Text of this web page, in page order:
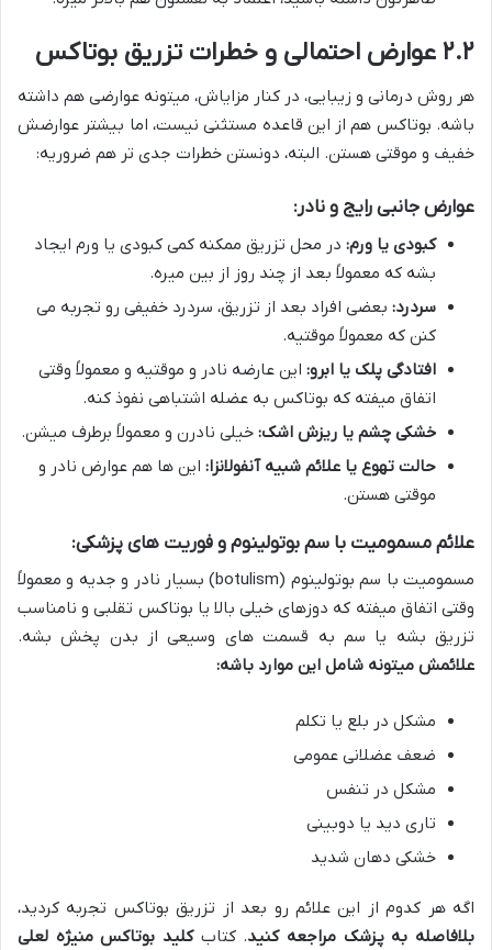
۲.۲ عوارض احتمالی و خطرات تزریق بوتاکس
هر روش درمانی و زیبایی، در کنار مزایاش، میتونه عوارضی هم داشته
باشه. بوتاکس هم از این قاعده مستثنی نیست، اما بیشتر عوارضش
خفیف و موقتی هستن. البته، دونستن خطرات جدی تر هم ضروریه:
عوارض جانبی رایج و نادر:
کبودی یا ورم: در محل تزریق ممکنه کمی کبودی یا ورم ایجاد
بشه که معمولاً بعد از چند روز از بین میره.
سردرد: بعضی افراد بعد از تزریق، سردرد خفیفی رو تجربه می
کنن که معمولاً موقتیه.
افتادگی پلک یا ابرو: این عارضه نادر و موقتیه و معمولاً وقتی
اتفاق میفته که بوتاکس به عضله اشتباهی نفوذ کنه.
خشکی چشم یا ریزش اشک: خیلی نادرن و معمولاً برطرف میشن.
حالت تهوع یا علائم شبیه آنفولانزا: این ها هم عوارض نادر و
موقتی هستن.
علائم مسمومیت با سم بوتولینوم و فوریت های پزشکی:
مسمومیت با سم بوتولینوم (botulism) بسیار نادر و جدیه و معمولاً
وقتی اتفاق میفته که دوزهای خیلی بالا یا بوتاکس تقلبی و نامناسب
تزریق بشه یا سم به قسمت های وسیعی از بدن پخش بشه.
علائمش میتونه شامل این موارد باشه:
مشکل در بلع یا تکلم
ضعف عضلانی عمومی
مشکل در تنفس
تاری دید یا دوبینی
خشکی دهان شدید
اگه هر کدوم از این علائم رو بعد از تزریق بوتاکس تجربه کردید،
بلافاصله به پزشک مراجعه کنید. کتابکلید بوتاکس منیژه لعلی